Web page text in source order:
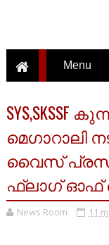
മെഗാറാലി
വൈസ്
ഫ്ലാഗ് ഓഫ്
News Room 11